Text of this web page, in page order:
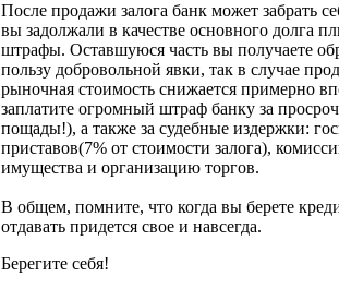
После продажи залога банк может забрать
вы задолжали в качестве основного долга
штрафы. Оставшуюся часть вы получаете
пользу добровольной явки, так в случае
рыночная стоимость снижается примерно
заплатите огромный штраф банку за
пощады!), а также за судебные издержки:
приставов(7% от стоимости залога),
имущества и организацию торгов.
В общем, помните, что когда вы берете
отдавать придется свое и навсегда.
Берегите себя!